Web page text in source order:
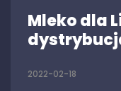
Mleko dla
2022-02-18